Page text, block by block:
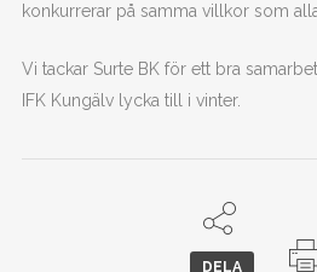
konkurrerar på samma villkor som
Vi tackar Surte BK för ett bra
IFK Kungälv lycka till i vinter.
DELA